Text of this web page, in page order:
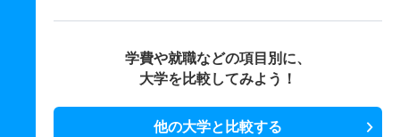
学費や就職などの項目別に、
大学を比較してみよう！
他の大学と比較する